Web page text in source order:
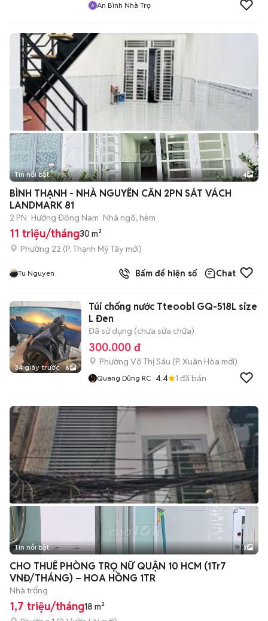
An Bình Nhà Trọ
Tin nổi bật 4
BÌNH THẠNH - NHÀ NGUYÊN CĂN 2PN SÁT VÁCH
LANDMARK 81
2 PN Hướng Đông Nam Nhà ngõ, hẻm
11 triệu/tháng30 m²
Phường 22 (P. Thạnh Mỹ Tây mới)
Tu Nguyen Bấm để hiện số Chat
34 giây trước 6
Túi chống nước Tteoobl GQ-518L size
L Đen
Đã sử dụng (chưa sửa chữa)
300.000 đ
Phường Võ Thị Sáu (P. Xuân Hòa mới)
Quang Dũng RC 4.4 1 đã bán
Tin nổi bật 3
CHO THUÊ PHÒNG TRỌ NỮ QUẬN 10 HCM (1Tr7
VNĐ/THÁNG) – HOA HỒNG 1TR
Nhà trống
1,7 triệu/tháng18 m²